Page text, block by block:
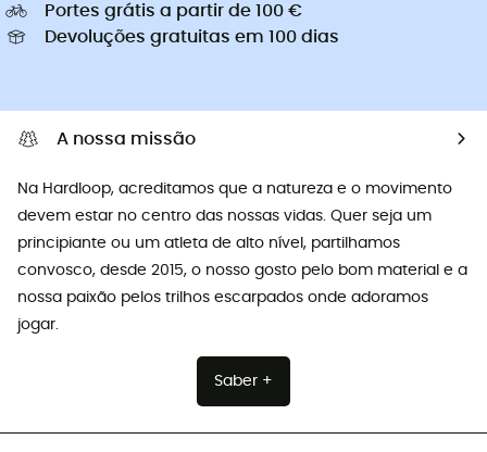
Portes grátis a partir de 100 €
Devoluções gratuitas em 100 dias
A nossa missão
Na Hardloop, acreditamos que a natureza e o movimento
devem estar no centro das nossas vidas. Quer seja um
principiante ou um atleta de alto nível, partilhamos
convosco, desde 2015, o nosso gosto pelo bom material e a
nossa paixão pelos trilhos escarpados onde adoramos
jogar.
Saber +